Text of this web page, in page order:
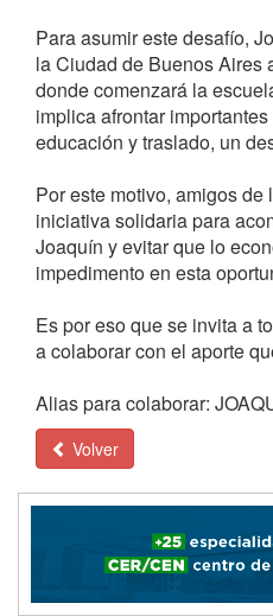
Para asumir este desafío,
la Ciudad de Buenos Aires
donde comenzará la
implica afrontar
educación y traslado, un
Por este motivo, amigos
iniciativa solidaria para
Joaquín y evitar que lo
impedimento en esta
Es por eso que se invita a
a colaborar con el aporte
Alias para colaborar:
Volver